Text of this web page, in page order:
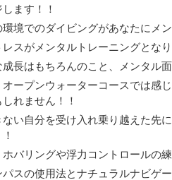
ます！！
境でのダイビングがあなたにメ
レスがメンタルトレーニングとな
長はもちろんのこと、メンタル
オープンウォーターコースでは感
しれません！！
ない自分を受け入れ乗り越えた先
バリングや浮力コントロールの
パスの使用法とナチュラルナビゲ